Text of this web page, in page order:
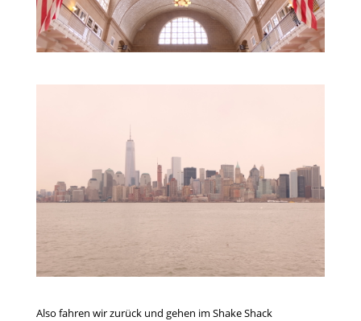
Also fahren wir zurück und gehen im Shake Shack